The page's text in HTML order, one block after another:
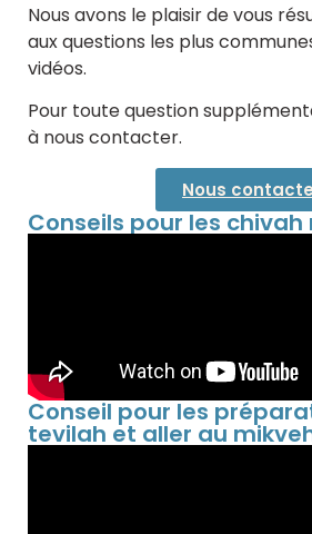
Nous avons le plaisir de vous
aux questions les plus
vidéos.
Pour toute question
à nous contacter.
Nous
Conseils pour les chivah
Conseil pour les
tevilah et aller au